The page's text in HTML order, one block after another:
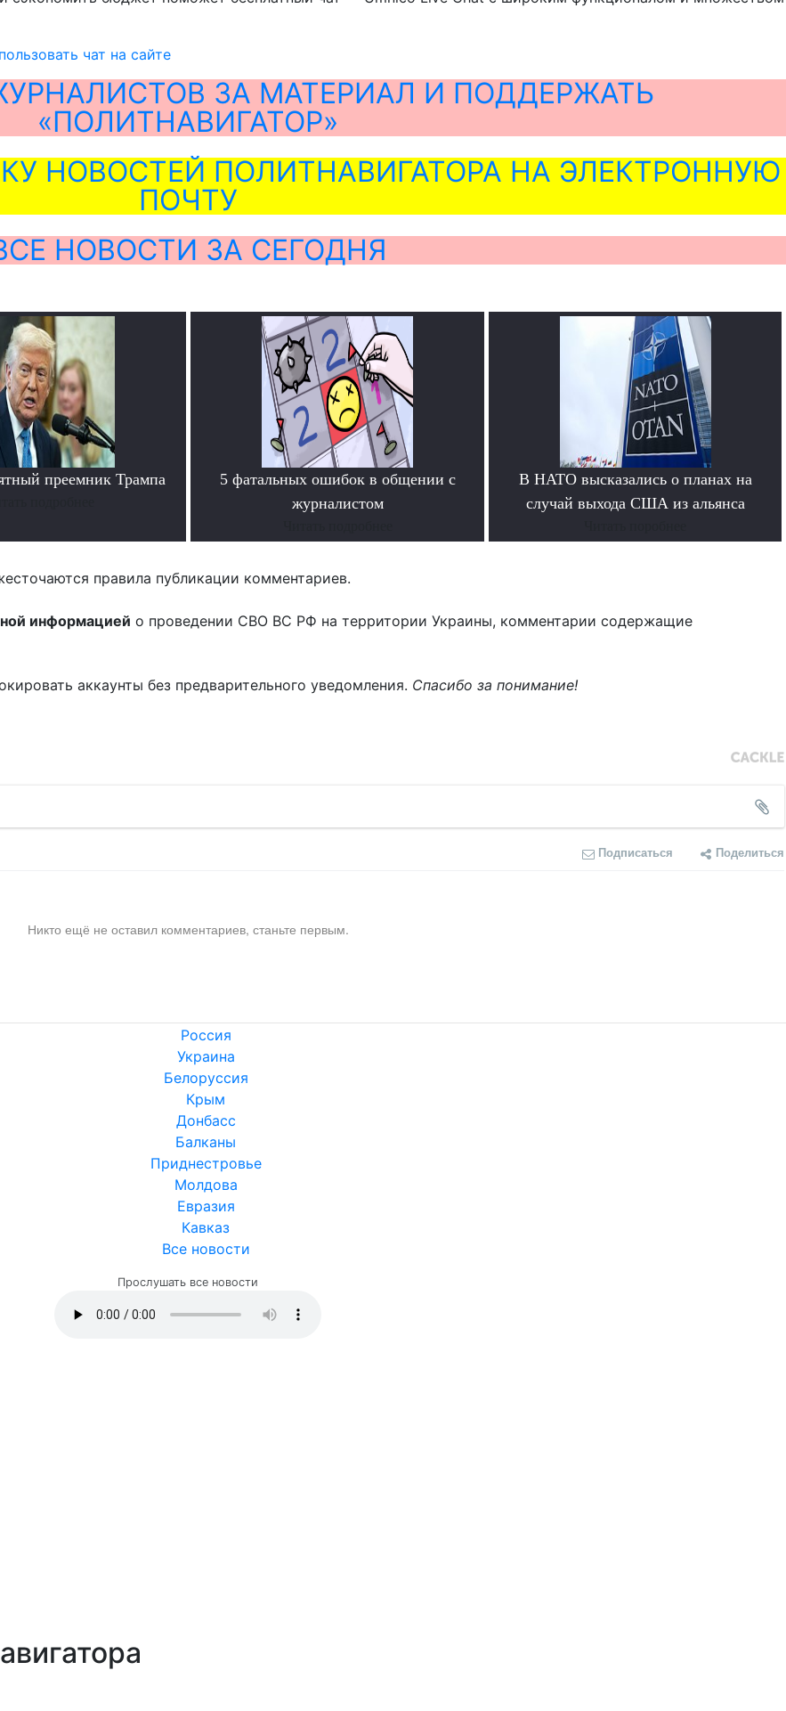
чат на сайте
ЗА МАТЕРИАЛ И ПОДДЕРЖАТЬ
«ПОЛИТНАВИГАТОР»
НОВОСТЕЙ ПОЛИТНАВИГАТОРА НА ЭЛЕКТРОННУЮ
ПОЧТУ
НОВОСТИ ЗА СЕГОДНЯ
преемник Трампа
5 фатальных ошибок в общении с
журналистом
В НАТО высказались о планах на
случай выхода США из альянса
правила публикации комментариев.
информацией о проведении СВО ВС РФ на территории Украины, комментарии содержащие
аккаунты без предварительного уведомления. Спасибо за понимание!
Подписаться Поделиться
Никто ещё не оставил комментариев, станьте первым.
Россия
Украина
Белоруссия
Крым
Донбасс
Балканы
Приднестровье
Молдова
Евразия
Кавказ
Все новости
Прослушать все новости